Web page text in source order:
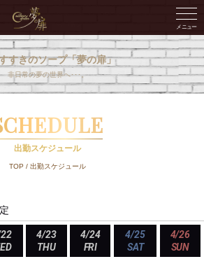
すきのソープ「夢の扉」
非日常の夢の世界へ･･･。
出勤スケジュール
TOP / 出勤スケジュール
4/23
THU
4/24
FRI
4/25
SAT
4/26
SUN